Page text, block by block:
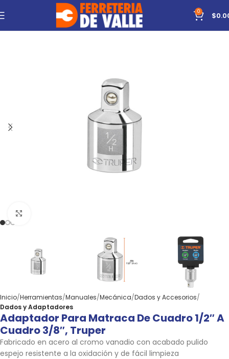
0 $
Inicio Herramientas Manuales Mecánica Dados y Accesorios
Dados y Adaptadores
Adaptador Para Matraca De Cuadro 1/2″ A
Cuadro 3/8″, Truper
Fabricado en acero al cromo vanadio con acabado pulido
espejo resistente a la oxidación y de fácil limpieza